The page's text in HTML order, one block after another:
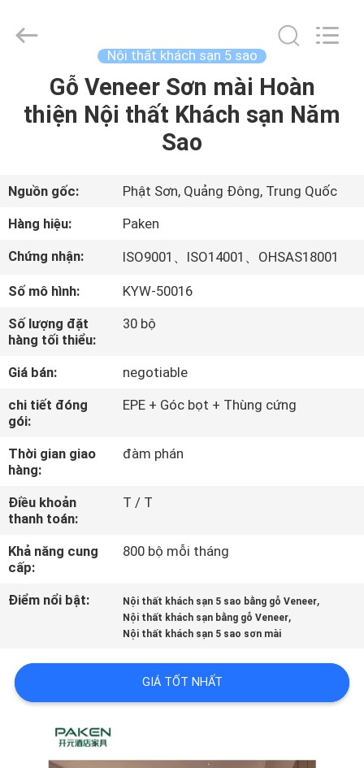
PHẨM
VỀ
TÔI
THAM
QUAN
NHÀ
MÁY
SOÁT
CHẤT
LƯỢNG
CHÚNG
TÔI
Foshan
Paken
Reserved.
Nội thất khách sạn 5 sao
Gỗ Veneer Sơn mài Hoàn
thiện Nội thất Khách sạn Năm
Sao
Nguồn gốc:
Phật Sơn, Quảng Đông, Trung Quốc
Hàng hiệu:
Paken
Chứng nhận:
ISO9001、ISO14001、OHSAS18001
Số mô hình:
KYW-50016
Số lượng đặt
hàng tối thiểu:
30 bộ
Giá bán:
negotiable
chi tiết đóng
gói:
EPE + Góc bọt + Thùng cứng
Thời gian giao
hàng:
đàm phán
Điều khoản
thanh toán:
T / T
Khả năng cung
cấp:
800 bộ mỗi tháng
Điểm nổi bật: Nội thất khách sạn 5 sao bằng gỗ Veneer,
Nội thất khách sạn bằng gỗ Veneer,
Nội thất khách sạn 5 sao sơn mài
GIÁ TỐT NHẤT